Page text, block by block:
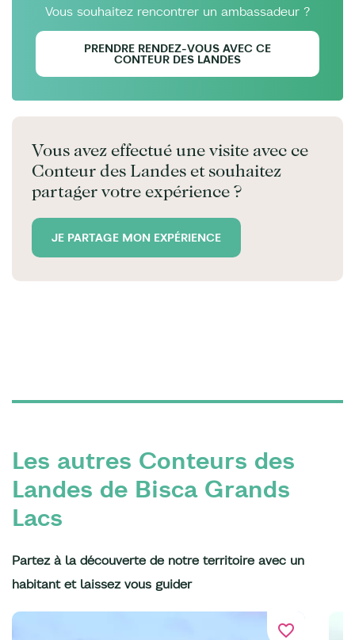
Vous souhaitez rencontrer un ambassadeur ?
PRENDRE RENDEZ-VOUS AVEC CE
CONTEUR DES LANDES
Vous avez effectué une visite avec ce
Conteur des Landes et souhaitez
partager votre expérience ?
JE PARTAGE MON EXPÉRIENCE
Les autres Conteurs des
Landes de Bisca Grands
Lacs
Partez à la découverte de notre territoire avec un
habitant et laissez vous guider
favorite_border